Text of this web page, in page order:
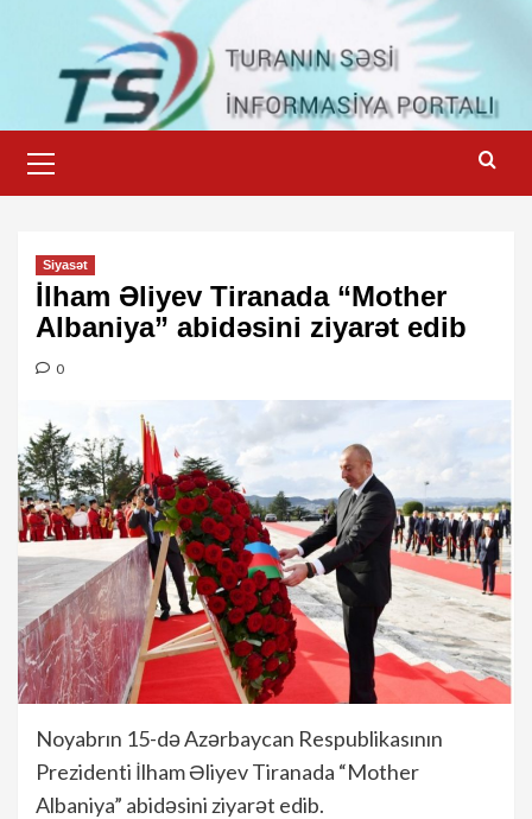
content
Menu
Siyasət
İlham Əliyev Tiranada “Mother
Albaniya” abidəsini ziyarət edib
0
Noyabrın 15-də Azərbaycan Respublikasının
Prezidenti İlham Əliyev Tiranada “Mother
Albaniya” abidəsini ziyarət edib.